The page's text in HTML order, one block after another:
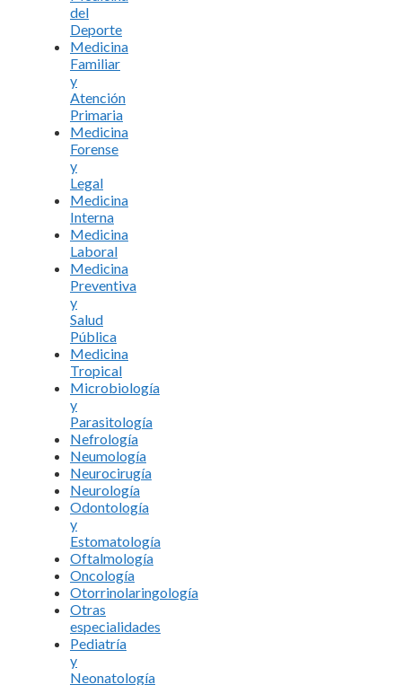
del
Deporte
Medicina
Familiar
y
Atención
Primaria
Medicina
Forense
y
Legal
Medicina
Interna
Medicina
Laboral
Medicina
Preventiva
y
Salud
Pública
Medicina
Tropical
Microbiología
y
Parasitología
Nefrología
Neumología
Neurocirugía
Neurología
Odontología
y
Estomatología
Oftalmología
Oncología
Otorrinolaringología
Otras
especialidades
Pediatría
y
Neonatología